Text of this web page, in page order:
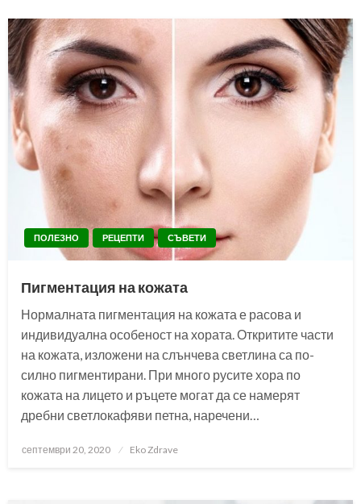
ПОЛЕЗНО РЕЦЕПТИ СЪВЕТИ
Пигментация на кожата
Нормалната пигментация на кожата е расова и
индивидуална особеност на хората. Откритите части
на кожата, изложени на слънчева светлина са по-
силно пигментирани. При много русите хора по
кожата на лицето и ръцете могат да се намерят
дребни светлокафяви петна, наречени…
Posted
септември 20, 2020 Eko Zdrave